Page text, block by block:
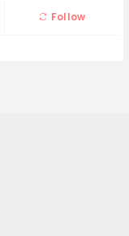
Follow